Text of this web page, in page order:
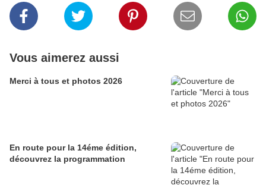
Vous aimerez aussi
Merci à tous et photos 2026
En route pour la 14éme édition,
découvrez la programmation